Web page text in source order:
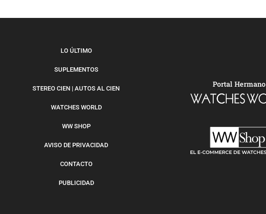
LO ÚLTIMO
SUPLEMENTOS
STEREO CIEN | AUTOS AL CIEN
WATCHES WORLD
WW SHOP
AVISO DE PRIVACIDAD
CONTACTO
PUBLICIDAD
Portal Hermano